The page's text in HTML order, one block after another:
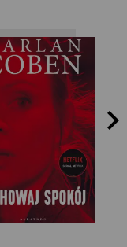
Harlan Coben